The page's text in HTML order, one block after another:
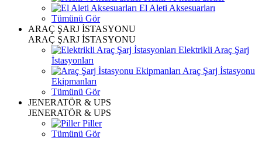
El Aleti Aksesuarları
Tümünü Gör
ARAÇ ŞARJ İSTASYONU
ARAÇ ŞARJ İSTASYONU
Elektrikli Araç Şarj
İstasyonları
Araç Şarj İstasyonu
Ekipmanları
Tümünü Gör
JENERATÖR & UPS
JENERATÖR & UPS
Piller
Tümünü Gör